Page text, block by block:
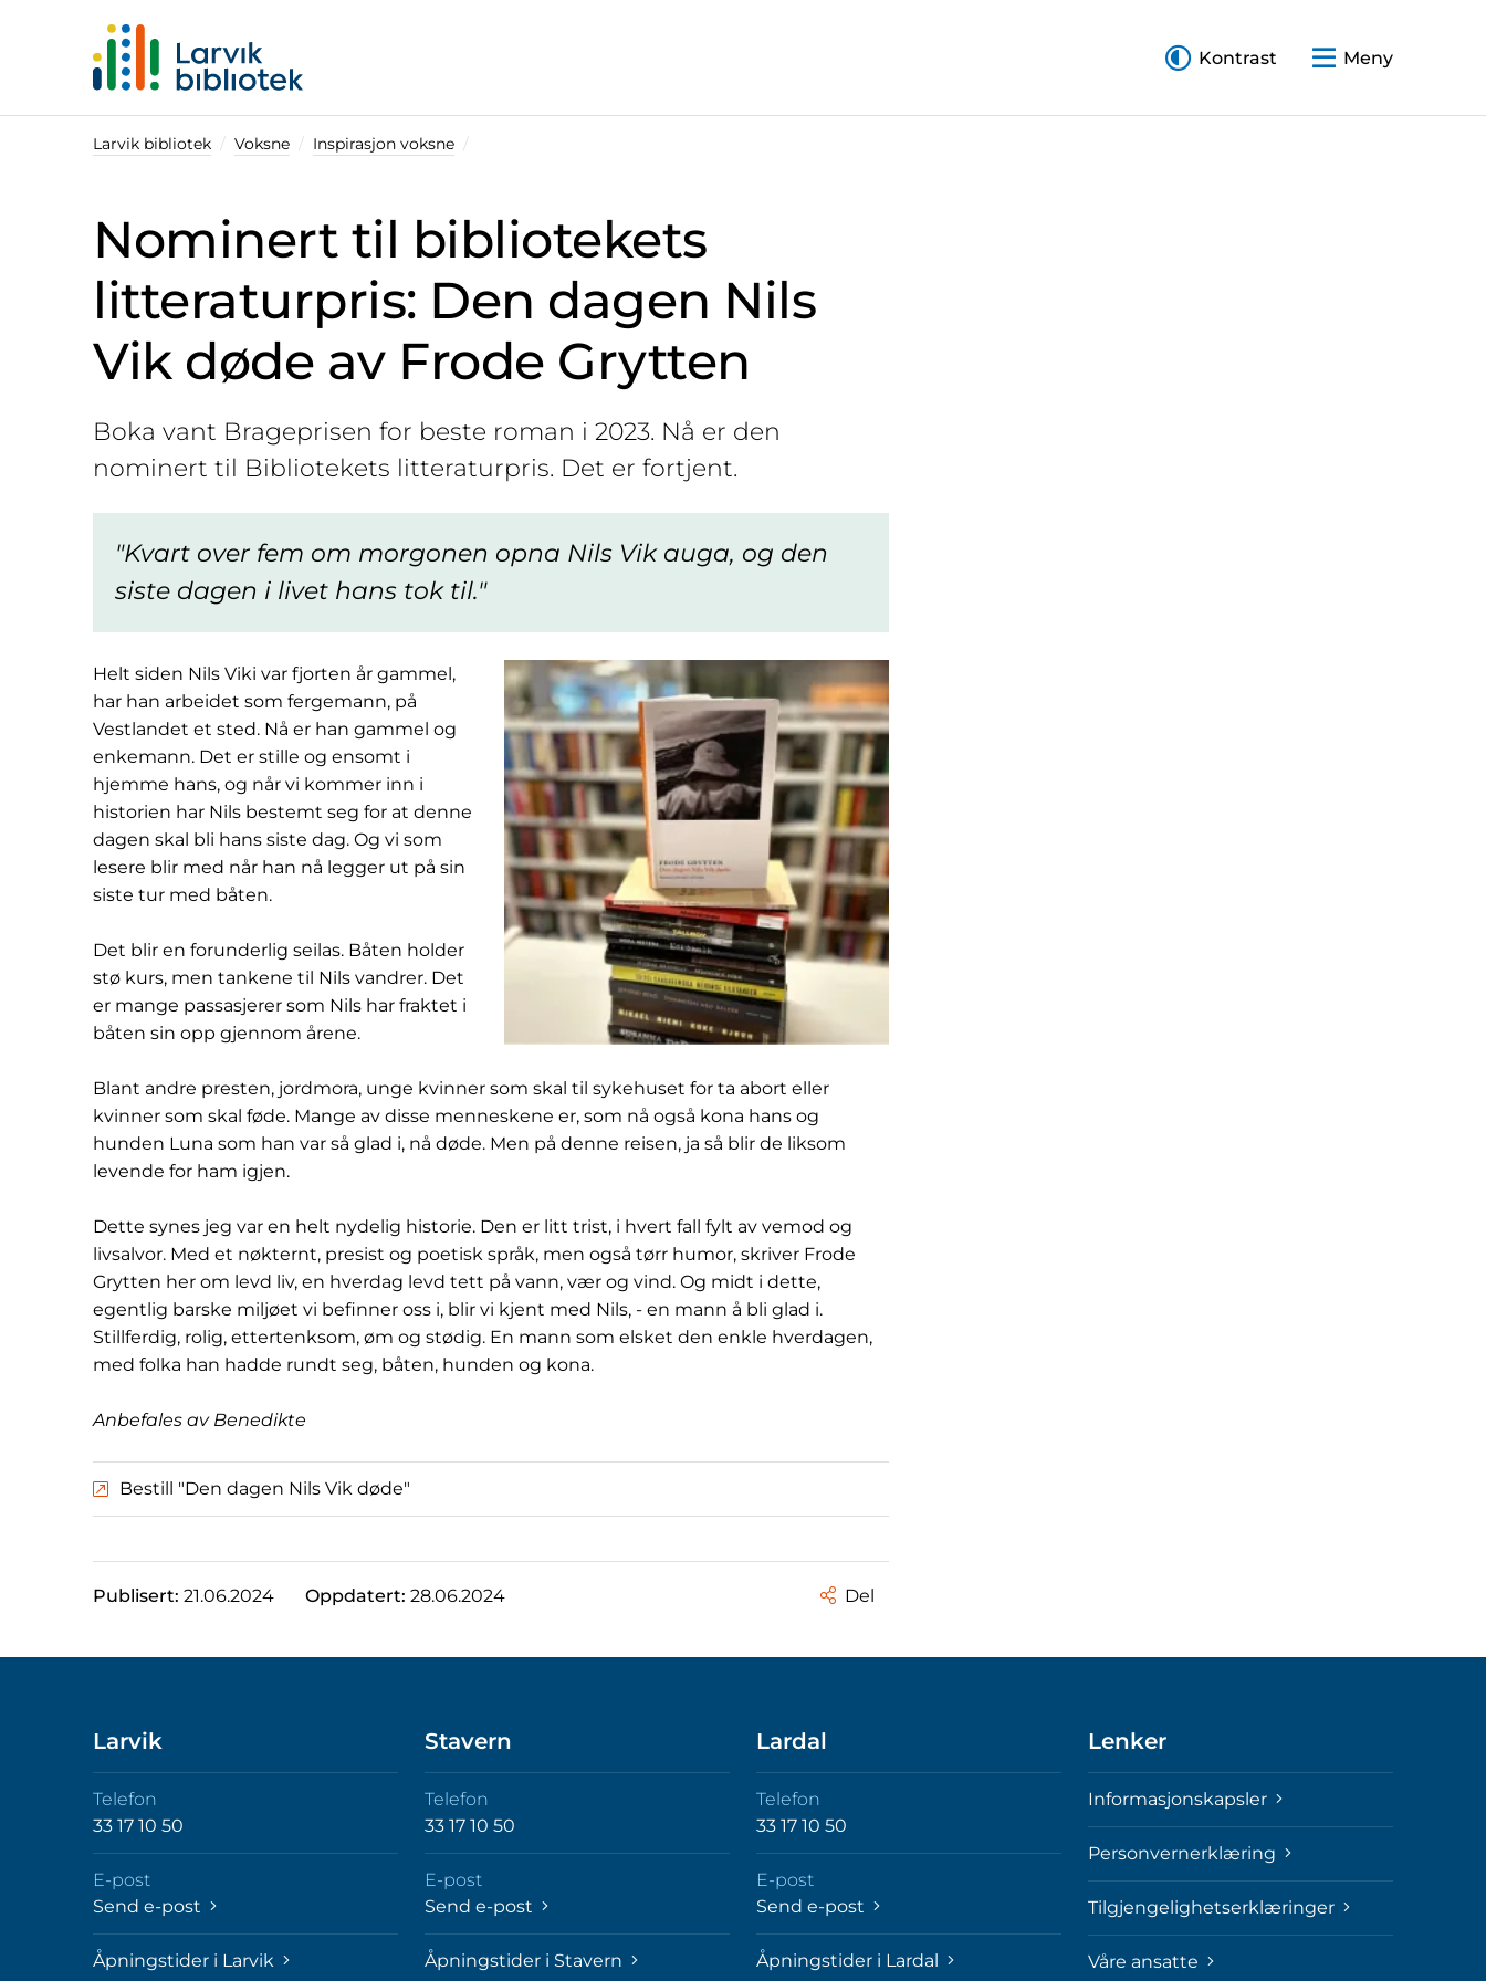
Kontrast Meny
Larvik bibliotek Voksne Inspirasjon voksne
Nominert til bibliotekets
litteraturpris: Den dagen Nils
Vik døde av Frode Grytten
Boka vant Brageprisen for beste roman i 2023. Nå er den
nominert til Bibliotekets litteraturpris. Det er fortjent.
Kvart over fem om morgonen opna Nils Vik auga, og den
siste dagen i livet hans tok til.
Helt siden Nils Viki var fjorten år gammel,
har han arbeidet som fergemann, på
Vestlandet et sted. Nå er han gammel og
enkemann. Det er stille og ensomt i
hjemme hans, og når vi kommer inn i
historien har Nils bestemt seg for at denne
dagen skal bli hans siste dag. Og vi som
lesere blir med når han nå legger ut på sin
siste tur med båten.
Det blir en forunderlig seilas. Båten holder
stø kurs, men tankene til Nils vandrer. Det
er mange passasjerer som Nils har fraktet i
båten sin opp gjennom årene.
Blant andre presten, jordmora, unge kvinner som skal til sykehuset for ta abort eller
kvinner som skal føde. Mange av disse menneskene er, som nå også kona hans og
hunden Luna som han var så glad i, nå døde. Men på denne reisen, ja så blir de liksom
levende for ham igjen.
Dette synes jeg var en helt nydelig historie. Den er litt trist, i hvert fall fylt av vemod og
livsalvor. Med et nøkternt, presist og poetisk språk, men også tørr humor, skriver Frode
Grytten her om levd liv, en hverdag levd tett på vann, vær og vind. Og midt i dette,
egentlig barske miljøet vi befinner oss i, blir vi kjent med Nils, - en mann å bli glad i.
Stillferdig, rolig, ettertenksom, øm og stødig. En mann som elsket den enkle hverdagen,
med folka han hadde rundt seg, båten, hunden og kona.
Anbefales av Benedikte
Bestill "Den dagen Nils Vik døde"
Publisert: 21.06.2024 Oppdatert: 28.06.2024 Del
Larvik
Telefon
33 17 10 50
E-post
Send e-post
Åpningstider i Larvik
Stavern
Telefon
33 17 10 50
E-post
Send e-post
Åpningstider i Stavern
Lardal
Telefon
33 17 10 50
E-post
Send e-post
Åpningstider i Lardal
Lenker
Informasjonskapsler
Personvernerklæring
Tilgjengelighetserklæringer
Våre ansatte